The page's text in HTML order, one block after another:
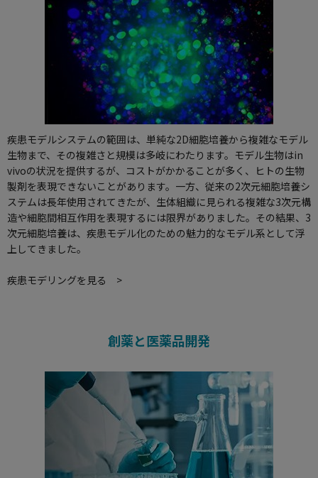
疾患モデルシステムの範囲は、単純な2D細胞培養から複雑なモデル
生物まで、その複雑さと規模は多岐にわたります。モデル生物はin
vivoの状況を提供するが、コストがかかることが多く、ヒトの生物
製剤を表現できないことがあります。一方、従来の2次元細胞培養シ
ステムは長年使用されてきたが、生体組織に見られる複雑な3次元構
造や細胞間相互作用を表現するには限界がありました。その結果、3
次元細胞培養は、疾患モデル化のための魅力的なモデル系として浮
上してきました。
疾患モデリングを見る >
創薬と医薬品開発